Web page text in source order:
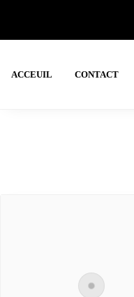
ACCEUIL CONTACT